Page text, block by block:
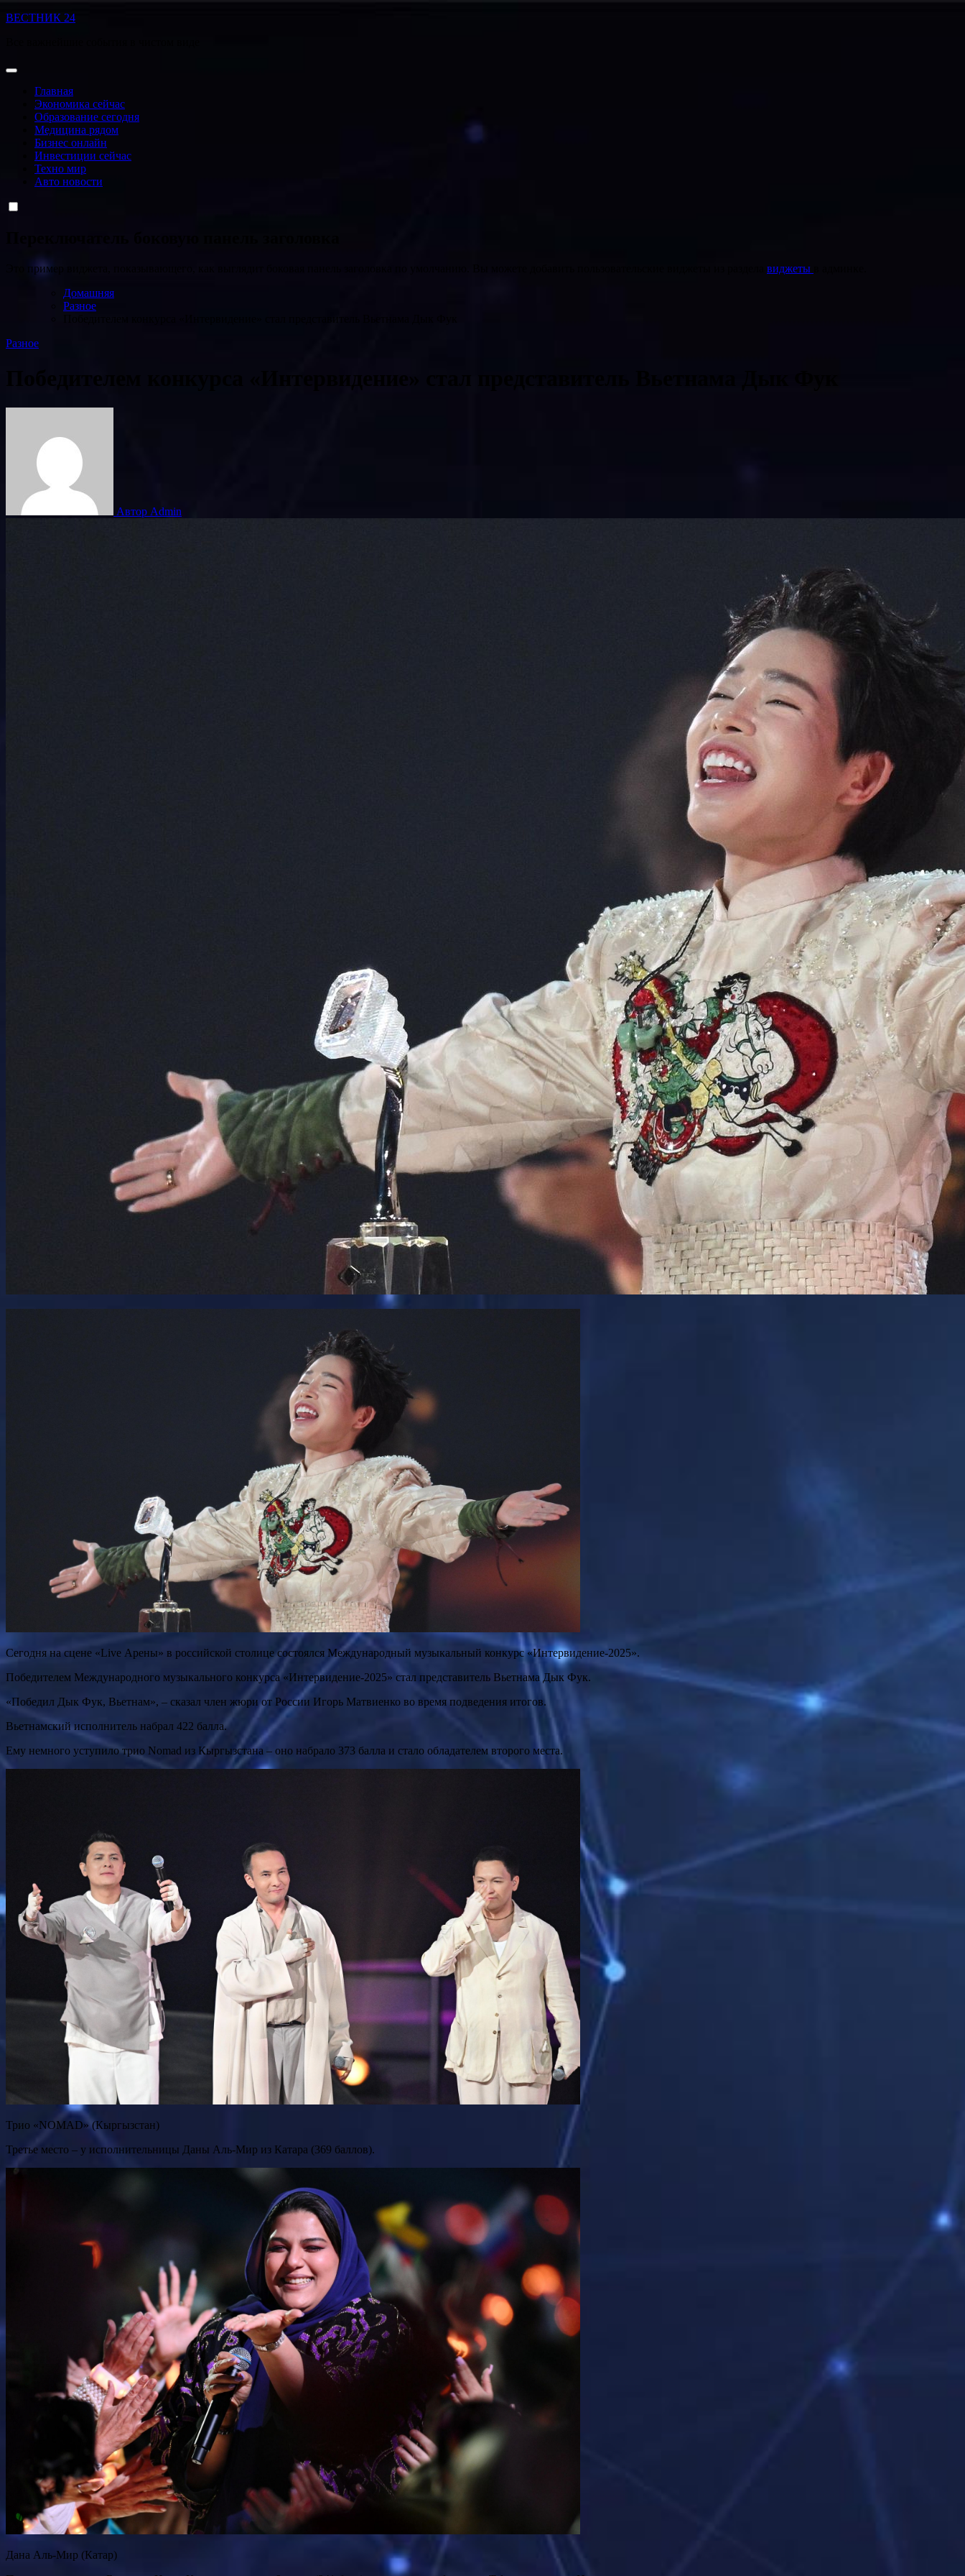
Перейти
ВЕСТНИК 24
Главная
Экономика сейчас
Образование сегодня
Медицина рядом
Бизнес онлайн
Инвестиции сейчас
Техно мир
Авто новости
Это пример виджета, показывающего, как выглядит боковая панель заголовка по умолчанию. Вы можете добавить пользовательские виджеты из раздела виджеты
Домашняя
Разное
Разное
Победителем конкурса «Интервидение» стал представитель Вьетнама Дык Фук
Автор Admin
Сегодня на сцене «Live Арены» в российской столице состоялся Международный музыкальный конкурс «Интервидение-2025».
Победителем Международного музыкального конкурса «Интервидение-2025» стал представитель Вьетнама Дык Фук.
«Победил Дык Фук, Вьетнам», – сказал член жюри от России Игорь Матвиенко во время подведения итогов.
Вьетнамский исполнитель набрал 422 балла.
Ему немного уступило трио Nomad из Кыргызстана – оно набрало 373 балла и стало обладателем второго места.
Трио «NOMAD» (Кыргызстан)
Третье место – у исполнительницы Даны Аль-Мир из Катара (369 баллов).
Дана Аль-Мир (Катар)